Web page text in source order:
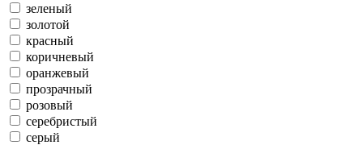
зеленый
золотой
красный
коричневый
оранжевый
прозрачный
розовый
серебристый
серый